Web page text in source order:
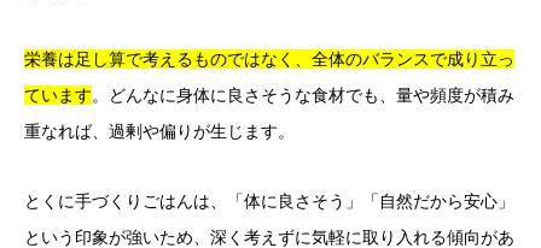
栄養は足し算で考えるものではなく、全体のバランスで成り立っ
ています。どんなに身体に良さそうな食材でも、量や頻度が積み
重なれば、過剰や偏りが生じます。
とくに手づくりごはんは、「体に良さそう」「自然だから安心」
という印象が強いため、深く考えずに気軽に取り入れる傾向があ